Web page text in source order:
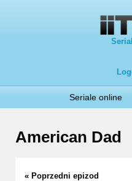
Seriale online
American Dad
« Poprzedni epizod